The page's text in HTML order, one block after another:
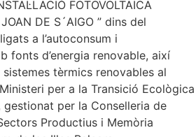
FOTOVOLTAICA
DE S´AIGO ” dins del
a l’autoconsum i
fonts d’energia renovable, així
tèrmics renovables al
per a la Transició Ecològica
per la Conselleria de
Productius i Memòria